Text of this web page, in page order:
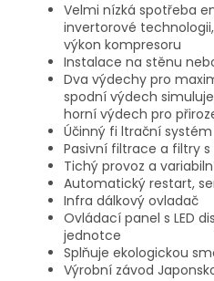
Velmi nízká spotřeba
invertorové
výkon kompresoru
Instalace na stěnu
Dva výdechy pro
spodní výdech
horní výdech pro
Účinný fi ltrační systém
Pasivní filtrace a filtry
Tichý provoz a
Automatický restart,
Infra dálkový ovladač
Ovládací panel s LED
jednotce
Splňuje ekologickou
Výrobní závod